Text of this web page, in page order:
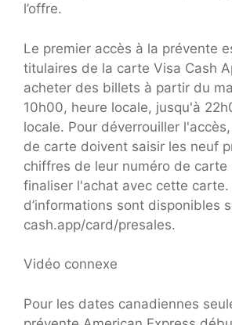
l’offre.
Le premier accès à la prévente
titulaires de la carte Visa Cash
acheter des billets à partir du
10h00, heure locale, jusqu'à
locale. Pour déverrouiller
de carte doivent saisir les neuf
chiffres de leur numéro de carte
finaliser l'achat avec cette carte.
d’informations sont disponibles
cash.app/card/presales.
Vidéo connexe
Pour les dates canadiennes